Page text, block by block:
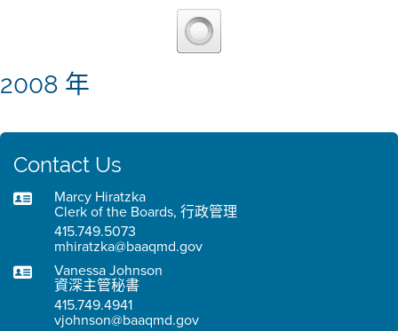
2008 年
Contact Us
Marcy Hiratzka
Clerk of the Boards, 行政管理
415.749.5073
mhiratzka@baaqmd.gov
Vanessa Johnson
資深主管秘書
415.749.4941
vjohnson@baaqmd.gov